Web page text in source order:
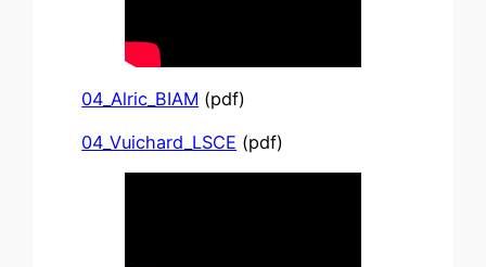
04_Alric_BIAM (pdf)
04_Vuichard_LSCE (pdf)